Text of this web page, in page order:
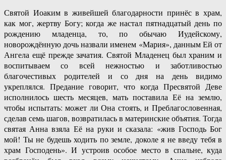
Святой Иоаким в живейшей благодарности принёс в храм,
как мог, жертву Богу; когда же настал пятнадцатый день по
рождению младенца, то, по обычаю Иудейскому,
новорождённую дочь назвали именем «Мария», данным Ей от
Ангела ещё прежде зачатия. Святой Младенец был храним и
воспитываем со всей нежностью и заботливостью
благочестивых родителей и со дня на день видимо
укреплялся. Предание говорит, что когда Пресвятой Деве
исполнилось шесть месяцев, мать поставила Её на землю,
чтобы испытать: может ли Она стоять, и Преблагословенная,
сделав семь шагов, возвратилась в материнские объятия. Тогда
святая Анна взяла Её на руки и сказала: «жив Господь Бог
мой! Ты не будешь ходить по земле, доколе я не введу тебя в
храм Господень». И устроив особое место в спальне, куда